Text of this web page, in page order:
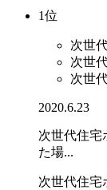
1位
次世
次世
次世
2020.6.23
次世代住宅
た場...
次世代住宅